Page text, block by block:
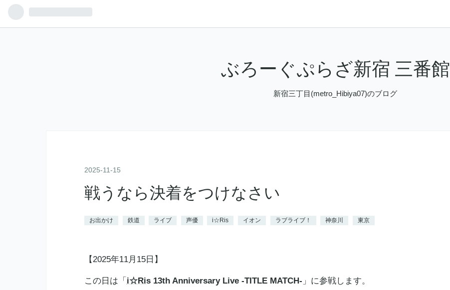
ぶろーぐぷらざ新宿 三番館
新宿三丁目(metro_Hibiya07)のブログ
2025-11-15
戦うなら決着をつけなさい
お出かけ 鉄道 ライブ 声優 i☆Ris イオン ラブライブ！ 神奈川 東京
【2025年11月15日】
この日は「 i☆Ris13th Anniversary Live -TITLE MATCH- 」に参戦します。